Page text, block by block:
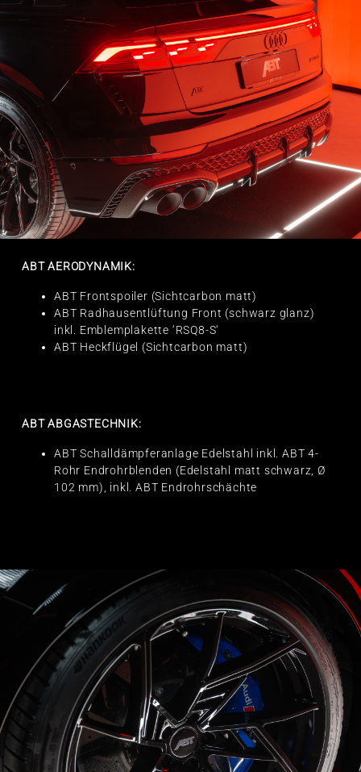
ABT AERODYNAMIK:
ABT Frontspoiler (Sichtcarbon matt)
ABT Radhausentlüftung Front (schwarz glanz)
inkl. Emblemplakette ‘RSQ8-S‘
ABT Heckflügel (Sichtcarbon matt)
ABT ABGASTECHNIK:
ABT Schalldämpferanlage Edelstahl inkl. ABT 4-
Rohr Endrohrblenden (Edelstahl matt schwarz, Ø
102 mm), inkl. ABT Endrohrschächte